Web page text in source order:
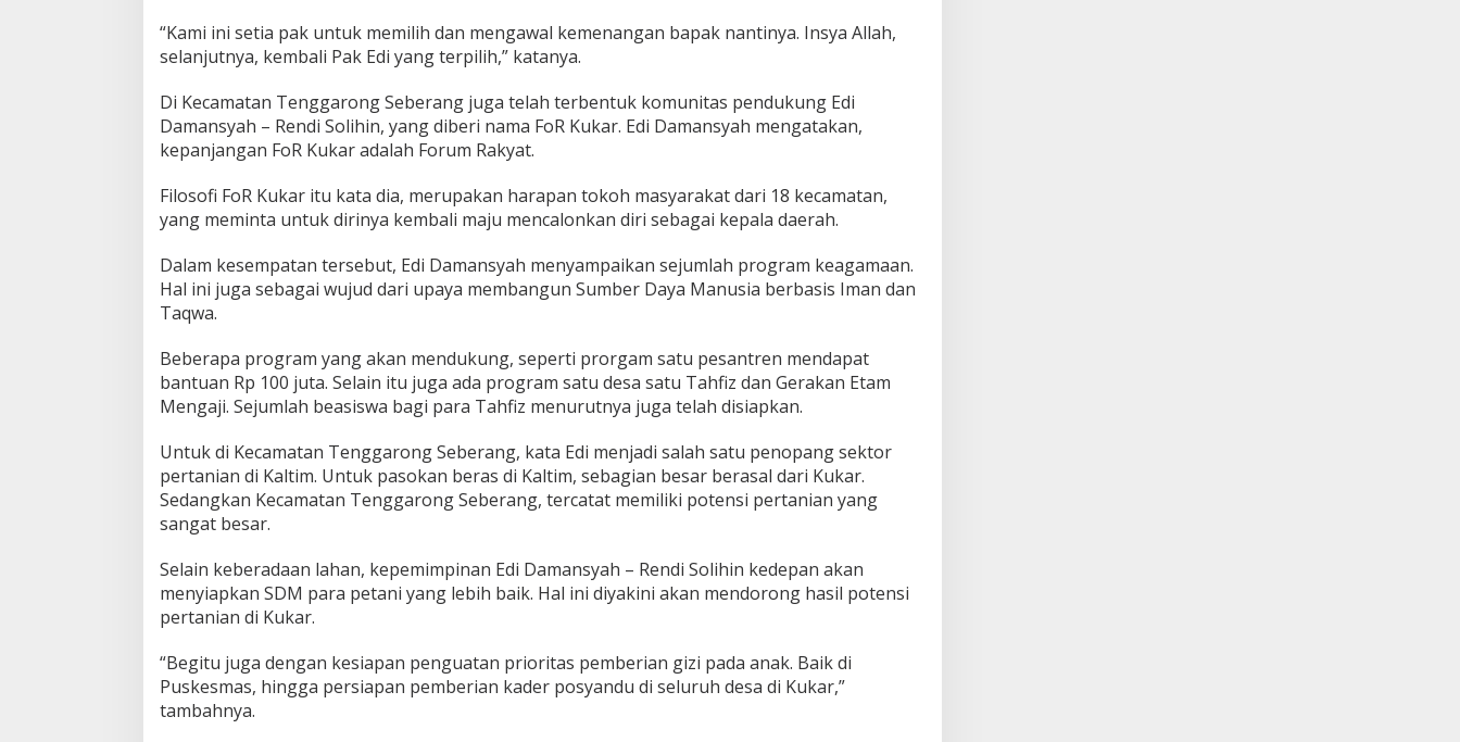
“Kami ini setia pak untuk memilih dan mengawal kemenangan bapak nantinya. Insya Allah,
selanjutnya, kembali Pak Edi yang terpilih,” katanya.
Di Kecamatan Tenggarong Seberang juga telah terbentuk komunitas pendukung Edi
Damansyah – Rendi Solihin, yang diberi nama FoR Kukar. Edi Damansyah mengatakan,
kepanjangan FoR Kukar adalah Forum Rakyat.
Filosofi FoR Kukar itu kata dia, merupakan harapan tokoh masyarakat dari 18 kecamatan,
yang meminta untuk dirinya kembali maju mencalonkan diri sebagai kepala daerah.
Dalam kesempatan tersebut, Edi Damansyah menyampaikan sejumlah program keagamaan.
Hal ini juga sebagai wujud dari upaya membangun Sumber Daya Manusia berbasis Iman dan
Taqwa.
Beberapa program yang akan mendukung, seperti prorgam satu pesantren mendapat
bantuan Rp 100 juta. Selain itu juga ada program satu desa satu Tahfiz dan Gerakan Etam
Mengaji. Sejumlah beasiswa bagi para Tahfiz menurutnya juga telah disiapkan.
Untuk di Kecamatan Tenggarong Seberang, kata Edi menjadi salah satu penopang sektor
pertanian di Kaltim. Untuk pasokan beras di Kaltim, sebagian besar berasal dari Kukar.
Sedangkan Kecamatan Tenggarong Seberang, tercatat memiliki potensi pertanian yang
sangat besar.
Selain keberadaan lahan, kepemimpinan Edi Damansyah – Rendi Solihin kedepan akan
menyiapkan SDM para petani yang lebih baik. Hal ini diyakini akan mendorong hasil potensi
pertanian di Kukar.
“Begitu juga dengan kesiapan penguatan prioritas pemberian gizi pada anak. Baik di
Puskesmas, hingga persiapan pemberian kader posyandu di seluruh desa di Kukar,”
tambahnya.